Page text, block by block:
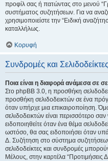
προφίλ σας ή πατώντας στο μενού
συστήματος συζητήσεων. Για να
χρησιμοποιείστε την “Ειδική
καταλλήλως.
Κορυφή
Συνδρομές και Σελιδοδείκτες
Ποια είναι η διαφορά ανάμεσα σε
Στο phpBB 3.0, η προσθήκη
προσθήκη σελιδοδεικτών σε ένα
όταν υπήρχε μια επικαιροποίηση.
σελιδοδεικτών είναι περισσότερο
ειδοποιηθείτε όταν ένα θέμα
ωστόσο, θα σας ειδοποιήσει όταν
Δ. Συζήτηση στο σύστημα
σελιδοδείκτες και συνδρομές
Μέλους, στην καρτέλα “Προτιμήσεις